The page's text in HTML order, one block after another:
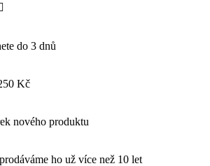
do 3 dnů
Kč
nového produktu
ho už více než 10 let